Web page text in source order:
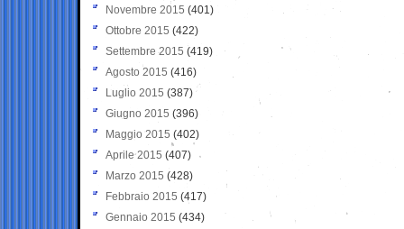
Novembre 2015 (401)
Ottobre 2015 (422)
Settembre 2015 (419)
Agosto 2015 (416)
Luglio 2015 (387)
Giugno 2015 (396)
Maggio 2015 (402)
Aprile 2015 (407)
Marzo 2015 (428)
Febbraio 2015 (417)
Gennaio 2015 (434)